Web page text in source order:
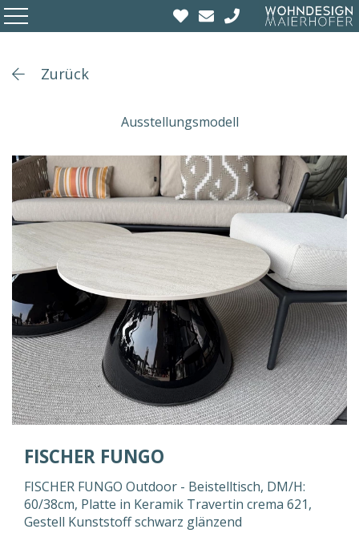
Zurück
Ausstellungsmodell
FISCHER FUNGO
FISCHER FUNGO Outdoor - Beistelltisch, DM/H:
60/38cm, Platte in Keramik Travertin crema 621,
Gestell Kunststoff schwarz glänzend